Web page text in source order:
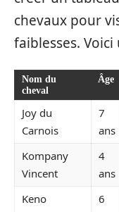
chevaux pour
faiblesses.
Nom du
cheval
Âge
Joy du
Carnois
7
ans
Kompany
Vincent
4
ans
Keno
6